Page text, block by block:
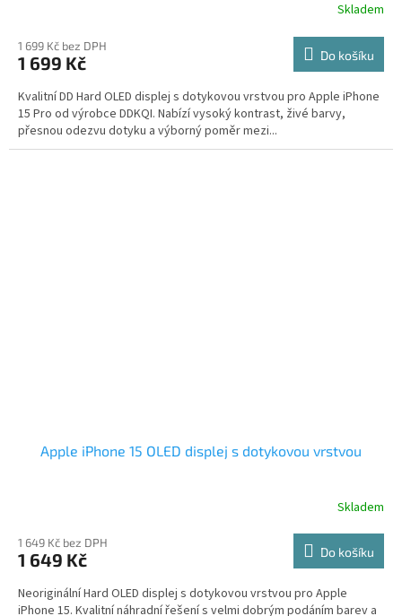
Skladem
1 699 Kč bez DPH
1 699 Kč Do košíku
Kvalitní DD Hard OLED displej s dotykovou vrstvou pro Apple iPhone
15 Pro od výrobce DDKQI. Nabízí vysoký kontrast, živé barvy,
přesnou odezvu dotyku a výborný poměr mezi...
Apple iPhone 15 OLED displej s dotykovou vrstvou
Skladem
1 649 Kč bez DPH
1 649 Kč Do košíku
Neoriginální Hard OLED displej s dotykovou vrstvou pro Apple
iPhone 15. Kvalitní náhradní řešení s velmi dobrým podáním barev a